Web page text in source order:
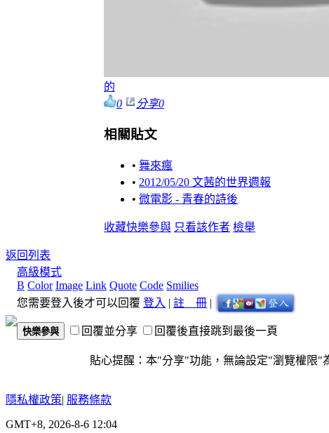
的
0
分享0
相關貼文
• 舞來瘋
• 2012/05/20 文茜的世界週報
• 微電影 - 青春的詩後
收藏快樂參與 只看該作者 檢舉
返回列表
高級模式
B Color Image Link Quote Code Smilies
您需要登入後才可以回覆 登入 | 註 冊 |
快樂參與 回覆並分享 回覆後直接跳到最後一頁
貼心提醒：本"分享"功能，無論設定"瀏覽權限"為何
隱私權政策| 服務條款
GMT+8, 2026-8-6 12:04